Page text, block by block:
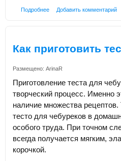
Подробнее Добавить комментарий
Как приготовить
Размещено: ArinaR
Приготовление теста для
творческий процесс. Именно
наличие множества
тесто для чебуреков в
особого труда. При точном
всегда получается мягким,
корочкой.